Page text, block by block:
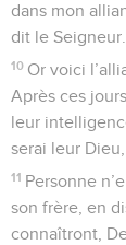
dans mon
dit le Seigneur.
10 Or voici
Après ces
leur
serai leur
11 Personne
son frère, en
connaîtront,